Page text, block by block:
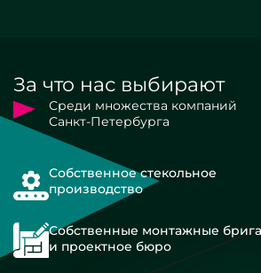
За что нас выбирают
Среди множества компаний
Санкт-Петербурга
Собственное стекольное
производство
Собственные монтажные
и проектное бюро